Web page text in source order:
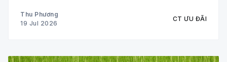
Thu Phương
19 Jul 2026
CT ƯU ĐÃI